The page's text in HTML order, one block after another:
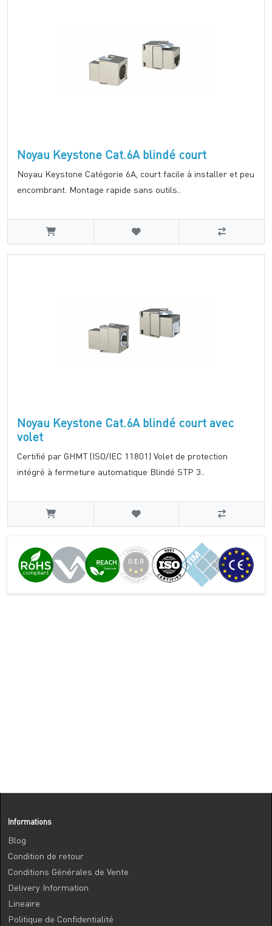
Noyau Keystone Cat.6A blindé court
Noyau Keystone Catégorie 6A, court facile à installer et peu
encombrant. Montage rapide sans outils..
Noyau Keystone Cat.6A blindé court avec
volet
Certifié par GHMT (ISO/IEC 11801) Volet de protection
intégré à fermeture automatique Blindé STP 3..
Informations
Blog
Condition de retour
Conditions Générales de Vente
Delivery Information
Lineaire
Politique de Confidentialité